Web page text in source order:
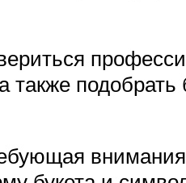
подобрать